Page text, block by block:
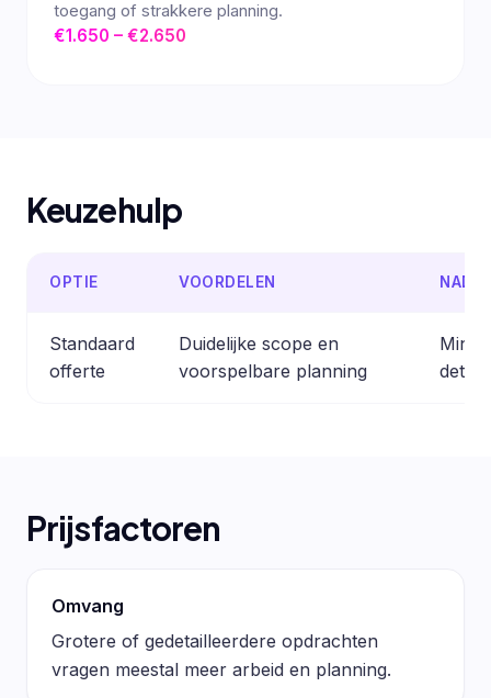
toegang of strakkere planning.
€1.650 – €2.650
Keuzehulp
OPTIE VOORDELEN
Standaard
offerte
Duidelijke scope en
voorspelbare planning
Prijsfactoren
Omvang
Grotere of gedetailleerdere opdrachten
vragen meestal meer arbeid en planning.